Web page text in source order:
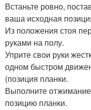
Встаньте ровно,
ваша исходная
Из положения стоя
руками на полу.
Уприте свои руки
одном быстром
(позиция планки.
Выполните
позицию планки.